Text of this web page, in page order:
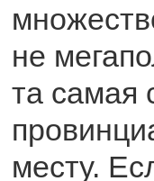
не
та самая
месту.